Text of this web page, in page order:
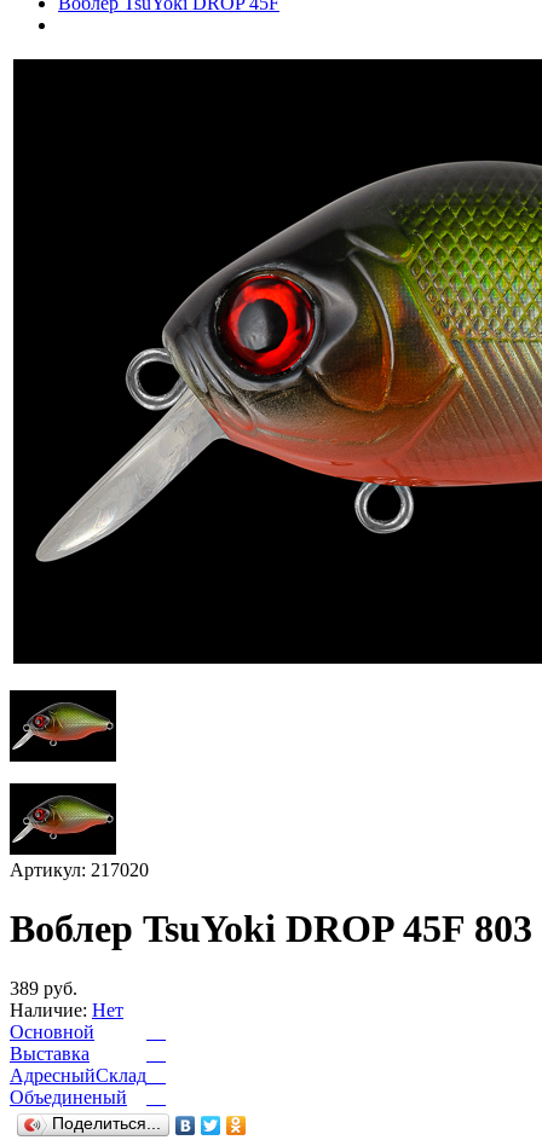
Артикул: 217020
Воблер TsuYoki DROP 45F 803
389 руб.
Наличие: Нет
Основной
Выставка
АдресныйСклад
Объединеный
Поделиться...